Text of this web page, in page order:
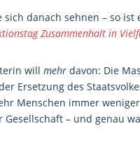
sich danach sehnen – so
Zusammenhalt in
willmehr davon: Die
Ersetzung des
Menschen immer
– und genau